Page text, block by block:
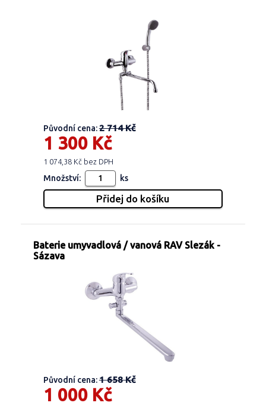
Původní cena:2 714 Kč
1 300 Kč
1 074,38 Kč bez DPH
Množství: ks
Baterie umyvadlová / vanová RAV Slezák -
Sázava
Původní cena:1 658 Kč
1 000 Kč